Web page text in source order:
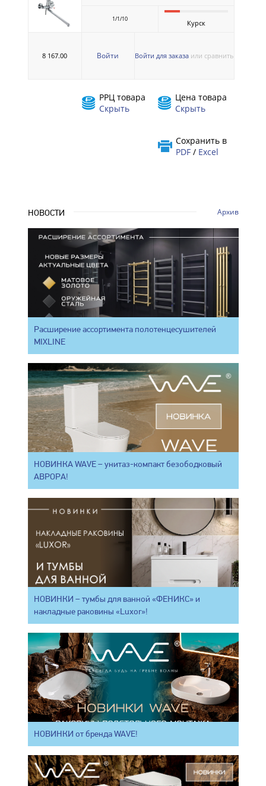
1/1/10 Курск
8 167.00 Войти Войти для заказа или сравнить
Цена товара
Скрыть
РРЦ товара
Скрыть
Сохранить в
PDF/ Excel
НОВОСТИ Архив
Расширение ассортимента полотенцесушителей
MIXLINE
НОВИНКА WAVE – унитаз-компакт безободковый
АВРОРА!
НОВИНКИ – тумбы для ванной «ФЕНИКС» и
накладные раковины «Luxor»!
НОВИНКИ от бренда WAVE!